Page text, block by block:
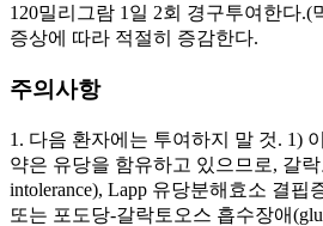
120밀리그람 1일 2회 경구투여한다.(
증상에 따라 적절히 증감한다.
주의사항
1. 다음 환자에는 투여하지 말 것. 1)
약은 유당을 함유하고 있으므로, 갈락
intolerance), Lapp 유당분해효소 결핍
또는 포도당-갈락토오스 흡수장애